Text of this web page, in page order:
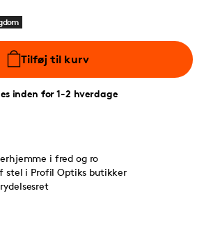
Tilføj til kurv
inden for 1-2 hverdage
i fred og ro
stel i Profil Optiks butikker